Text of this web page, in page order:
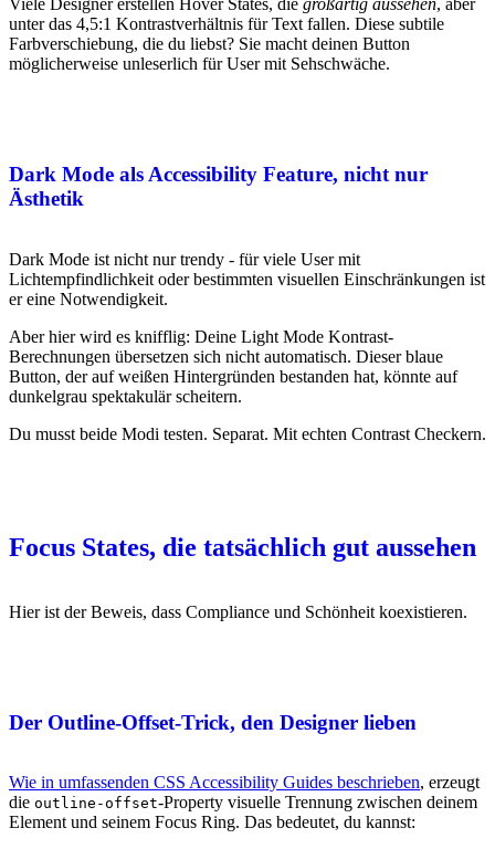
Viele Designer erstellen Hover States, die großartig aussehen, aber
unter das 4,5:1 Kontrastverhältnis für Text fallen. Diese subtile
Farbverschiebung, die du liebst? Sie macht deinen Button
möglicherweise unleserlich für User mit Sehschwäche.
Dark Mode als Accessibility Feature, nicht nur
Ästhetik
Dark Mode ist nicht nur trendy - für viele User mit
Lichtempfindlichkeit oder bestimmten visuellen Einschränkungen ist
er eine Notwendigkeit.
Aber hier wird es knifflig: Deine Light Mode Kontrast-
Berechnungen übersetzen sich nicht automatisch. Dieser blaue
Button, der auf weißen Hintergründen bestanden hat, könnte auf
dunkelgrau spektakulär scheitern.
Du musst beide Modi testen. Separat. Mit echten Contrast Checkern.
Focus States, die tatsächlich gut aussehen
Hier ist der Beweis, dass Compliance und Schönheit koexistieren.
Der Outline-Offset-Trick, den Designer lieben
Wie in umfassenden CSS Accessibility Guides beschrieben, erzeugt
die outline-offset-Property visuelle Trennung zwischen deinem
Element und seinem Focus Ring. Das bedeutet, du kannst: